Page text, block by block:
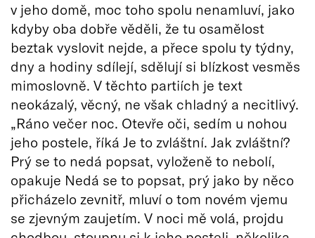
v jeho domě, moc toho spolu nenamluví, jako
kdyby oba dobře věděli, že tu osamělost
beztak vyslovit nejde, a přece spolu ty týdny,
dny a hodiny sdílejí, sdělují si blízkost vesměs
mimoslovně. V těchto partiích je text
neokázalý, věcný, ne však chladný a necitlivý.
„Ráno večer noc. Otevře oči, sedím u nohou
jeho postele, říká Je to zvláštní. Jak zvláštní?
Prý se to nedá popsat, vyloženě to nebolí,
opakuje Nedá se to popsat, prý jako by něco
přicházelo zevnitř, mluví o tom novém vjemu
se zjevným zaujetím. V noci mě volá, projdu